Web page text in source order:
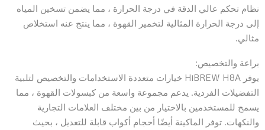
نظام تحكم عالي الدقة في درجة الحرارة ، مما يضمن تسخين المياه
إلى درجة الحرارة المثالية لتخمير القهوة ، مما ينتج عنه استخلاص
مثالي.
براعة والتخصيص:
يوفر HiBREW H8A خيارات متعددة الاستخدامات والتخصيص لتلبية
التفضيلات الفردية. يدعم مجموعة واسعة من كبسولات القهوة ، مما
يسمح للمستخدمين بالاختيار من بين مختلف العلامات التجارية
والنكهات. توفر الماكينة أيضًا أحجام أكواب قابلة للتعديل ، بحيث